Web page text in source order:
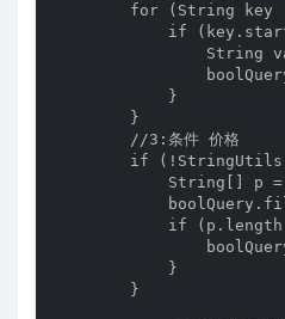
for (String key
if
String
            }
        }
        //3:条件 价格
if
String[] p
if (p.length
            }
        }